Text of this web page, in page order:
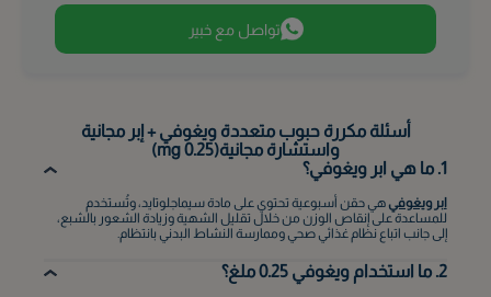
تواصل مع خبير
أسئلة مكررة حبوب متعددة ويغوفي + إبر مجانية
واستشارة مجانية(0.25 mg)
1. ما هي ابر ويغوفي؟
ابر ويغوفي هي حقن أسبوعية تحتوي على مادة سيماجلوتايد، وتُستخدم
للمساعدة على إنقاص الوزن من خلال تقليل الشهية وزيادة الشعور بالشبع،
إلى جانب اتباع نظام غذائي صحي وممارسة النشاط البدني بانتظام.
2. ما استخدام ويغوفي 0.25 ملغ؟